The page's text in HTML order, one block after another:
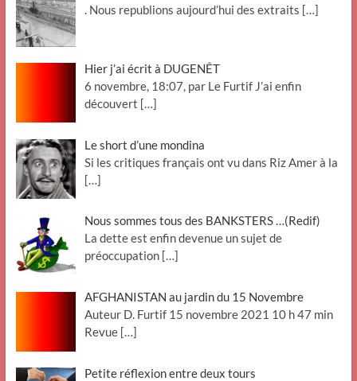
. Nous republions aujourd’hui des extraits […]
Hier j’ai écrit à DUGENÊT
6 novembre, 18:07, par Le Furtif J’ai enfin
découvert […]
Le short d’une mondina
Si les critiques français ont vu dans Riz Amer à la
[…]
Nous sommes tous des BANKSTERS …(Redif)
La dette est enfin devenue un sujet de
préoccupation […]
AFGHANISTAN au jardin du 15 Novembre
Auteur D. Furtif 15 novembre 2021 10 h 47 min
Revue […]
Petite réflexion entre deux tours